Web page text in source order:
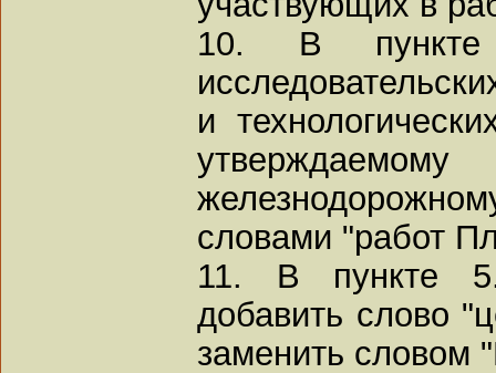
10. В пункте
и
словами "работ
11. В пункте
добавить слово
заменить словом